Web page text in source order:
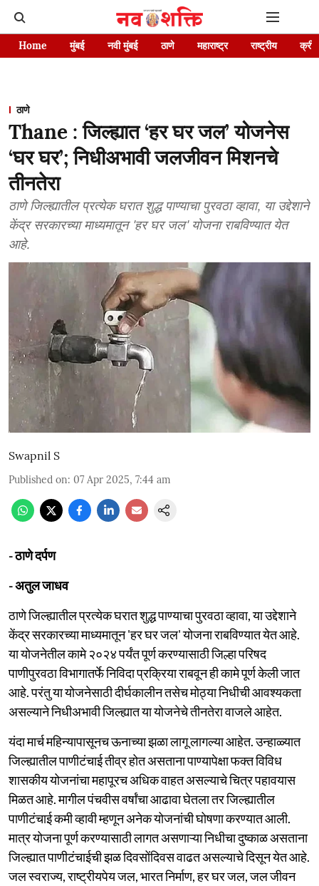
Home मुंबई नवी मुंबई ठाणे महाराष्ट्र राष्ट्रीय
ठाणे
Thane : जिल्ह्यात ‘हर घर जल’ योजनेस
‘घर घर’; निधीअभावी जलजीवन मिशनचे
तीनतेरा
ठाणे जिल्ह्यातील प्रत्येक घरात शुद्ध पाण्याचा पुरवठा व्हावा, या उद्देशाने
केंद्र सरकारच्या माध्यमातून 'हर घर जल' योजना राबविण्यात येत
आहे.
Swapnil S
Published on: 07 Apr 2025, 7:44 am
- ठाणे दर्पण
- अतुल जाधव
ठाणे जिल्ह्यातील प्रत्येक घरात शुद्ध पाण्याचा पुरवठा व्हावा, या उद्देशाने
केंद्र सरकारच्या माध्यमातून 'हर घर जल' योजना राबविण्यात येत आहे.
या योजनेतील कामे २०२४ पर्यंत पूर्ण करण्यासाठी जिल्हा परिषद
पाणीपुरवठा विभागातर्फे निविदा प्रक्रिया राबवून ही कामे पूर्ण केली जात
आहे. परंतु या योजनेसाठी दीर्घकालीन तसेच मोठ्या निधीची आवश्यकता
असल्याने निधीअभावी जिल्ह्यात या योजनेचे तीनतेरा वाजले आहेत.
यंदा मार्च महिन्यापासूनच ऊनाच्या झळा लागू लागल्या आहेत. उन्हाळ्यात
जिल्ह्यातील पाणीटंचाई तीव्र होत असताना पाण्यापेक्षा फक्त विविध
शासकीय योजनांचा महापूरच अधिक वाहत असल्याचे चित्र पहावयास
मिळत आहे. मागील पंचवीस वर्षांचा आढावा घेतला तर जिल्ह्यातील
पाणीटंचाई कमी व्हावी म्हणून अनेक योजनांची घोषणा करण्यात आली.
मात्र योजना पूर्ण करण्यासाठी लागत असणाऱ्या निधीचा दुष्काळ असताना
जिल्ह्यात पाणीटंचाईची झळ दिवसोंदिवस वाढत असल्याचे दिसून येत आहे.
जल स्वराज्य, राष्ट्रीयपेय जल, भारत निर्माण, हर घर जल, जल जीवन